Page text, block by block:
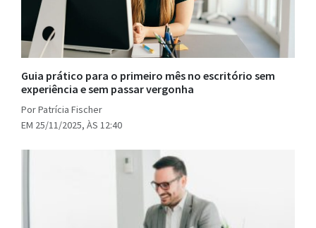
Guia prático para o primeiro mês no escritório sem
experiência e sem passar vergonha
Por Patrícia Fischer
EM 25/11/2025, ÀS 12:40